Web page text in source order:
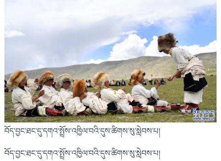
བོད་བྱང་ཐང་དུ་དགའ་སྤྲོས་འཁྱིལ་བའི་དུས་ཚིགས་སུ་སླེབས་པ།
བོད་བྱང་ཐང་དུ་དགའ་སྤྲོས་འཁྱིལ་བའི་དུས་ཚིགས་སུ་སླེབས་པ།